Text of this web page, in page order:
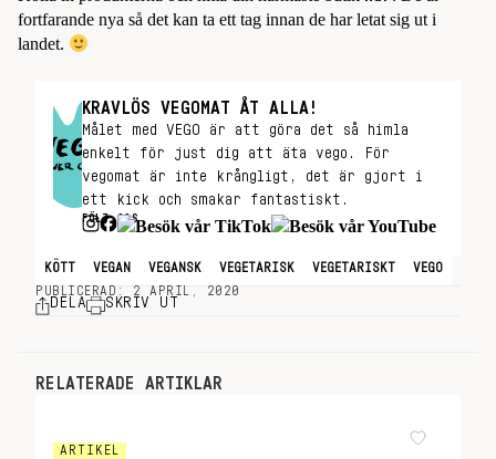
fortfarande nya så det kan ta ett tag innan de har letat sig ut i
landet.
KRAVLÖS VEGOMAT ÅT ALLA!
Målet med VEGO är att göra det så himla
enkelt för just dig att äta vego. För
vegomat är inte krångligt, det är gjort i
ett kick och smakar fantastiskt.
FÖLJ OSS
KÖTT VEGAN VEGANSK VEGETARISK VEGETARISKT
VEGO
PUBLICERAD: 2 APRIL, 2020
DELA SKRIV UT
RELATERADE ARTIKLAR
ARTIKEL